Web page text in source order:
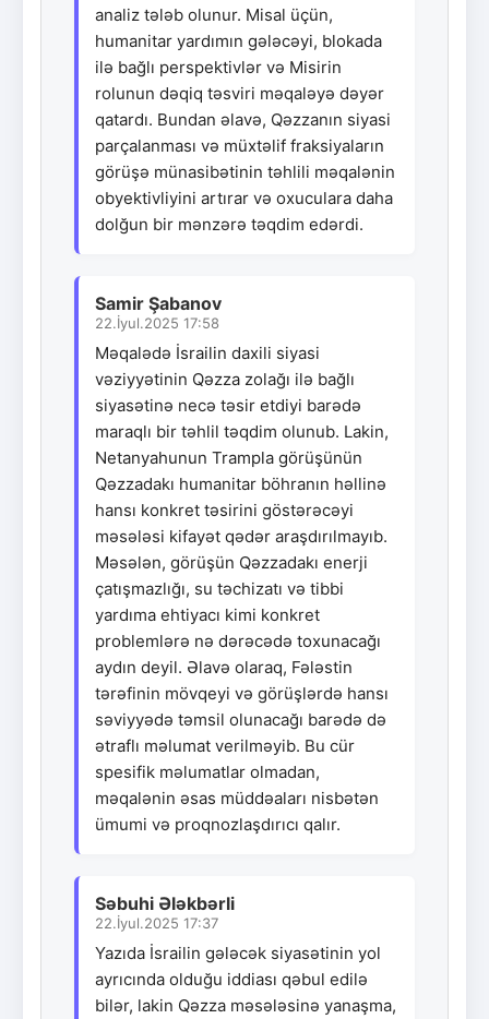
analiz tələb olunur. Misal üçün,
humanitar yardımın gələcəyi, blokada
ilə bağlı perspektivlər və Misirin
rolunun dəqiq təsviri məqaləyə dəyər
qatardı. Bundan əlavə, Qəzzanın siyasi
parçalanması və müxtəlif fraksiyaların
görüşə münasibətinin təhlili məqalənin
obyektivliyini artırar və oxuculara daha
dolğun bir mənzərə təqdim edərdi.
Samir Şabanov
22.İyul.2025 17:58
Məqalədə İsrailin daxili siyasi
vəziyyətinin Qəzza zolağı ilə bağlı
siyasətinə necə təsir etdiyi barədə
maraqlı bir təhlil təqdim olunub. Lakin,
Netanyahunun Trampla görüşünün
Qəzzadakı humanitar böhranın həllinə
hansı konkret təsirini göstərəcəyi
məsələsi kifayət qədər araşdırılmayıb.
Məsələn, görüşün Qəzzadakı enerji
çatışmazlığı, su təchizatı və tibbi
yardıma ehtiyacı kimi konkret
problemlərə nə dərəcədə toxunacağı
aydın deyil. Əlavə olaraq, Fələstin
tərəfinin mövqeyi və görüşlərdə hansı
səviyyədə təmsil olunacağı barədə də
ətraflı məlumat verilməyib. Bu cür
spesifik məlumatlar olmadan,
məqalənin əsas müddəaları nisbətən
ümumi və proqnozlaşdırıcı qalır.
Səbuhi Ələkbərli
22.İyul.2025 17:37
Yazıda İsrailin gələcək siyasətinin yol
ayrıcında olduğu iddiası qəbul edilə
bilər, lakin Qəzza məsələsinə yanaşma,